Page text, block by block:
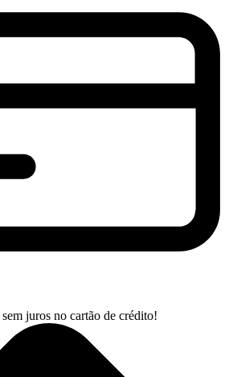
sem juros no cartão de crédito!